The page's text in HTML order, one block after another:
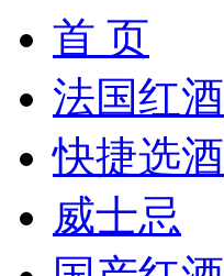
首 页
法国红酒
快捷选酒
威士忌